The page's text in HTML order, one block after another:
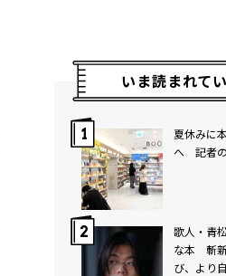
いま読まれて
夏休みに
へ 記者
歌人・青
な本 斬
び、より